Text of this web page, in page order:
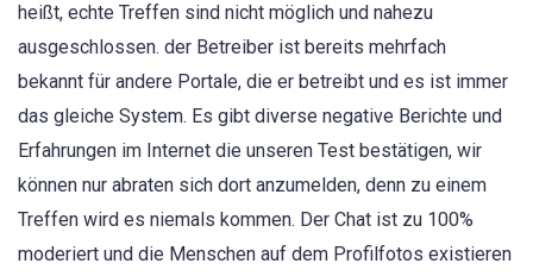
heißt, echte Treffen sind nicht möglich und nahezu
ausgeschlossen. der Betreiber ist bereits mehrfach
bekannt für andere Portale, die er betreibt und es ist immer
das gleiche System. Es gibt diverse negative Berichte und
Erfahrungen im Internet die unseren Test bestätigen, wir
können nur abraten sich dort anzumelden, denn zu einem
Treffen wird es niemals kommen. Der Chat ist zu 100%
moderiert und die Menschen auf dem Profilfotos existieren